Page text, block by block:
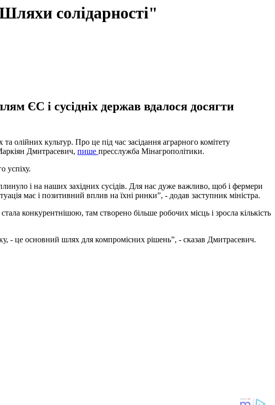
солідарності"
ЄС і сусідніх держав вдалося досягти
олійних культур. Про це під час засідання аграрного комітету
Дмитрасевич, пише пресслужба Мінагрополітики.
успіху.
і на наших західних сусідів. Для нас дуже важливо, щоб і фермери
має і позитивний вплив на їхні ринки”, - додав заступник міністра.
конкурентнішою, там створено більше робочих місць і зросла кількість
- це основний шлях для компромісних рішень”, - сказав Дмитрасевич.